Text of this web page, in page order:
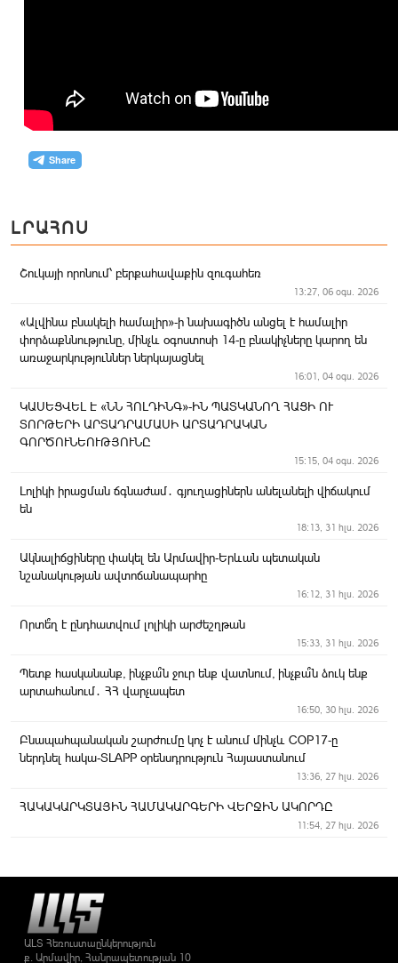
ԼՐԱՀՈՍ
Շուկայի որոնում՝ բերքահավաքին զուգահեռ
13:27, 06 օգս. 2026
«Ալվինա բնակելի համալիր»-ի նախագիծն անցել է համալիր
փորձաքննությունը, մինչև օգոստոսի 14-ը բնակիչները կարող են
առաջարկություններ ներկայացնել
16:01, 04 օգս. 2026
ԿԱՍԵՑՎԵԼ Է «ՆՆ ՀՈԼԴԻՆԳ»-ԻՆ ՊԱՏԿԱՆՈՂ ՀԱՑԻ ՈՒ
ՏՈՐԹԵՐԻ ԱՐՏԱԴՐԱՄԱՍԻ ԱՐՏԱԴՐԱԿԱՆ
ԳՈՐԾՈՒՆԵՈՒԹՅՈՒՆԸ
15:15, 04 օգս. 2026
Լոլիկի իրացման ճգնաժամ․ գյուղացիներն անելանելի վիճակում
են
18:13, 31 հլս. 2026
Ակնալիճցիները փակել են Արմավիր-Երևան պետական
նշանակության ավտոճանապարհը
16:12, 31 հլս. 2026
Որտե՞ղ է ընդհատվում լոլիկի արժեշղթան
15:33, 31 հլս. 2026
Պետք հասկանանք, ինչքա՞ն ջուր ենք վատնում, ինչքա՞ն ձուկ ենք
արտահանում․ ՀՀ վարչապետ
16:50, 30 հլս. 2026
Բնապահպանական շարժումը կոչ է անում մինչև COP17-ը
ներդնել հակա-SLAPP օրենսդրություն Հայաստանում
13:36, 27 հլս. 2026
ՀԱԿԱԿԱՐԿՏԱՅԻՆ ՀԱՄԱԿԱՐԳԵՐԻ ՎԵՐՋԻՆ ԱԿՈՐԴԸ
11:54, 27 հլս. 2026
11:23, 27 հլս. 2026
ՀՀ ՏԿԵ նախարարը հանդիպել է ԻԻՀ ճանապարհների և
քաղաքաշինության նախարարի հետ
ԱԼՏ Հեռուստաընկերություն
ք. Արմավիր, Հանրապետության 10